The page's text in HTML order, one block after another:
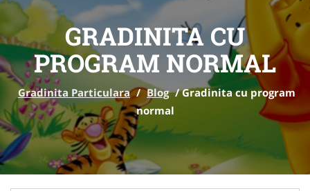
GRADINITA CU
PROGRAM NORMAL
Gradinita Particulara / Blog /Gradinita cu program
normal